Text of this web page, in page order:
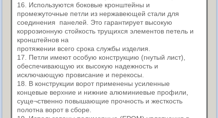
16. Используются боковые кронштейны и
промежуточные петли из нержавеющей стали для
соединения панелей. Это гарантирует высокую
коррозионную стойкость трущихся элементов петель и
кронштейнов на
протяжении всего срока службы изделия.
17. Петли имеют особую конструкцию (гнутый лист),
обеспечивающую их высокую надежность и
исключающую провисание и перекосы.
18. В конструкции ворот применены усиленные
концевые верхние и нижние алюминиевые профили,
суще¬ственно повышающие прочность и жесткость
полотна ворот в сборе.